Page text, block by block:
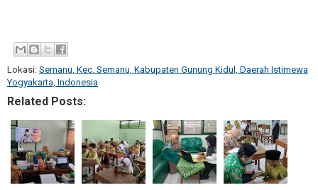
Lokasi: Semanu, Kec. Semanu, Kabupaten Gunung Kidul, Daerah Istimewa
Yogyakarta, Indonesia
Related Posts: